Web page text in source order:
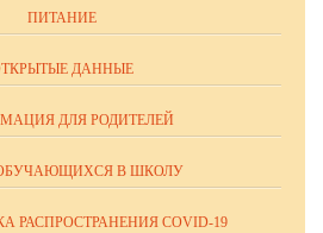
ПИТАНИЕ
ДАННЫЕ
ДЛЯ РОДИТЕЛЕЙ
В ШКОЛУ
РАСПРОСТРАНЕНИЯ COVID-19